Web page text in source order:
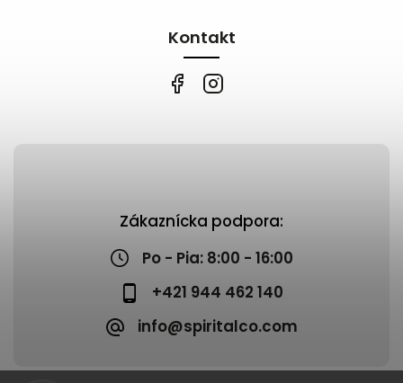
Zákaznícka podpora:
Po - Pia: 8:00 - 16:00
+421 944 462 140
info@spiritalco.com
Kontakt